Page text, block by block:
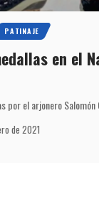
PATINAJE
en el
por el arjonero
de 2021